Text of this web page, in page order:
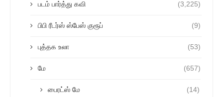
படம் பார்த்து கவி (3,225)
பிபி ரீடர்ஸ் ஸ்பேஸ் குரூப் (9)
புத்தக உலா (53)
மே (657)
பைரட்ஸ் மே (14)